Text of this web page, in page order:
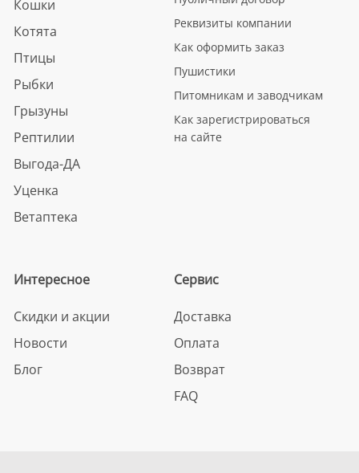
Кошки
Котята
Птицы
Рыбки
Грызуны
Рептилии
Выгода-ДА
Уценка
Ветаптека
Реквизиты компании
Как оформить заказ
Пушистики
Питомникам и заводчикам
Как зарегистрироваться
на сайте
Интересное
Скидки и акции
Новости
Блог
Сервис
Доставка
Оплата
Возврат
FAQ